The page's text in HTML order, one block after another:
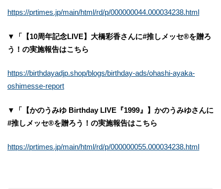
https://prtimes.jp/main/html/rd/p/000000044.000034238.html
▼「【10周年記念LIVE】大橋彩香さんに#推しメッセ®︎を贈ろ
う！の実施報告はこちら
https://birthdayadjp.shop/blogs/birthday-ads/ohashi-ayaka-
oshimesse-report
▼「【かのうみゆ Birthday LIVE『1999』】かのうみゆさんに
#推しメッセ®︎を贈ろう！の実施報告はこちら
https://prtimes.jp/main/html/rd/p/000000055.000034238.html